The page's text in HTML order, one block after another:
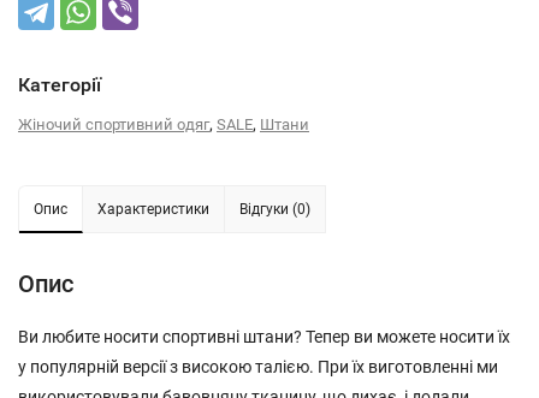
Категорії
Жіночий спортивний одяг, SALE, Штани
Опис Характеристики Відгуки (0)
Опис
Ви любите носити спортивні штани? Тепер ви можете носити їх
у популярній версії з високою талією. При їх виготовленні ми